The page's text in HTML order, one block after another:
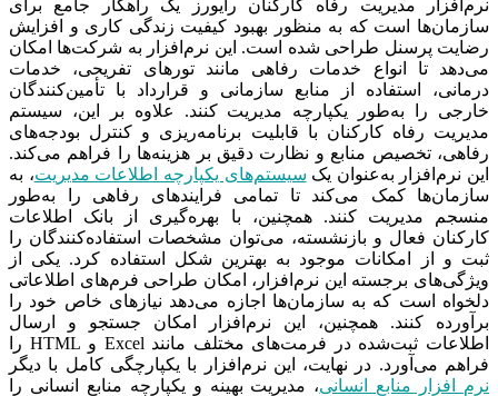
نرم‌افزار مدیریت رفاه کارکنان رایورز یک راهکار جامع برای
سازمان‌ها است که به منظور بهبود کیفیت زندگی کاری و افزایش
رضایت پرسنل طراحی شده است. این نرم‌افزار به شرکت‌ها امکان
می‌دهد تا انواع خدمات رفاهی مانند تورهای تفریحی، خدمات
درمانی، استفاده از منابع سازمانی و قرارداد با تأمین‌کنندگان
خارجی را به‌طور یکپارچه مدیریت کنند. علاوه بر این، سیستم
مدیریت رفاه کارکنان با قابلیت برنامه‌ریزی و کنترل بودجه‌های
رفاهی، تخصیص منابع و نظارت دقیق بر هزینه‌ها را فراهم می‌کند.
این نرم‌افزار به‌عنوان یک سیستم‌های یکپارچه اطلاعات مدیریت، به
سازمان‌ها کمک می‌کند تا تمامی فرایندهای رفاهی را به‌طور
منسجم مدیریت کنند. همچنین، با بهره‌گیری از بانک اطلاعات
کارکنان فعال و بازنشسته، می‌توان مشخصات استفاده‌کنندگان را
ثبت و از امکانات موجود به بهترین شکل استفاده کرد. یکی از
ویژگی‌های برجسته این نرم‌افزار، امکان طراحی فرم‌های اطلاعاتی
دلخواه است که به سازمان‌ها اجازه می‌دهد نیازهای خاص خود را
برآورده کنند. همچنین، این نرم‌افزار امکان جستجو و ارسال
اطلاعات ثبت‌شده در فرمت‌های مختلف مانند Excel و HTML را
فراهم می‌آورد. در نهایت، این نرم‌افزار با یکپارچگی کامل با دیگر
نرم افزار منابع انسانی، مدیریت بهینه و یکپارچه منابع انسانی را